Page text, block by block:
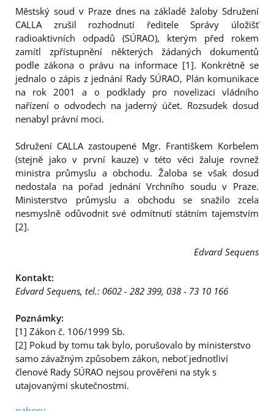
Městský soud v Praze dnes na základě žaloby Sdružení
CALLA zrušil rozhodnutí ředitele Správy úložišť
radioaktivních odpadů (SÚRAO), kterým před rokem
zamítl zpřístupnění některých žádaných dokumentů
podle zákona o právu na informace [1]. Konkrétně se
jednalo o zápis z jednání Rady SÚRAO, Plán komunikace
na rok 2001 a o podklady pro novelizaci vládního
nařízení o odvodech na jaderný účet. Rozsudek dosud
nenabyl právní moci.
Sdružení CALLA zastoupené Mgr. Františkem Korbelem
(stejně jako v první kauze) v této věci žaluje rovnež
ministra průmyslu a obchodu. Žaloba se však dosud
nedostala na pořad jednání Vrchního soudu v Praze.
Ministerstvo průmyslu a obchodu se snažilo zcela
nesmyslně odůvodnit své odmítnutí státním tajemstvím
[2].
Edvard Sequens
Kontakt:
Edvard Sequens, tel.: 0602 - 282 399, 038 - 73 10 166
Poznámky:
[1] Zákon č. 106/1999 Sb.
[2] Pokud by tomu tak bylo, porušovalo by ministerstvo
samo závažným způsobem zákon, neboť jednotliví
členové Rady SÚRAO nejsou prověřeni na styk s
utajovanými skutečnostmi.